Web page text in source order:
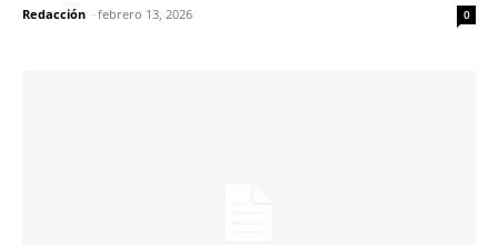
Redacción - febrero 13, 2026 0